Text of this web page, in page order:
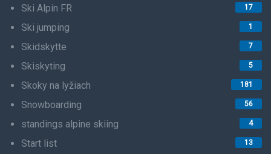
Ski Alpin FR 17
Ski jumping 1
Skidskytte 7
Skiskyting 5
Skoky na lyžiach 181
Snowboarding 56
standings alpine skiing 4
Start list 13